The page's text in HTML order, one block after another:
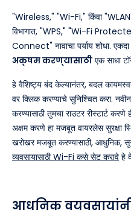
"Wireless," "Wi-Fi," किंवा
विभागात, "WPS," "Wi-Fi
Connect" नावाचा पर्याय शोधा. एकदा
अक्षम करण्यासाठी एक साधा
हे वैशिष्ट्य बंद केल्यानंतर, बदल
वर क्लिक करण्याचे सुनिश्चित करा.
करण्यासाठी तुमचा राउटर रीस्टार्ट
अक्षम करणे हा मजबूत वायरलेस सुरक्षा
खरोखर मजबूत करण्यासाठी, आधुनिक,
व्यवसायासाठी Wi-Fi कसे सेट करावे हे
आधुनिक